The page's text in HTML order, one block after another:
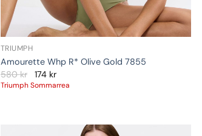
TRIUMPH
Amourette Whp R* Olive Gold 7855
580kr 174 kr
Triumph Sommarrea